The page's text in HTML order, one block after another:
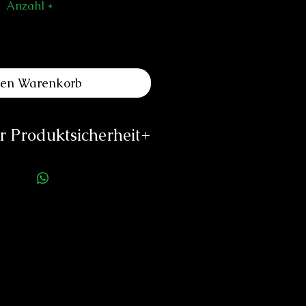
Anzahl *
Warenkorb
Produktsicherheit
of Switzerland & The TIME